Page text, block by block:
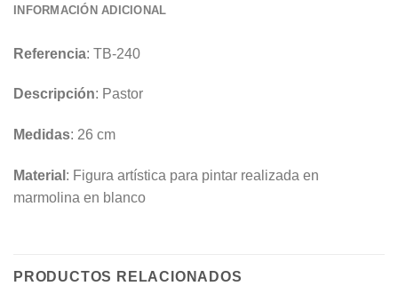
INFORMACIÓN ADICIONAL
Referencia: TB-240
Descripción: Pastor
Medidas: 26 cm
Material : Figura artística para pintar realizada en
marmolina en blanco
PRODUCTOS RELACIONADOS